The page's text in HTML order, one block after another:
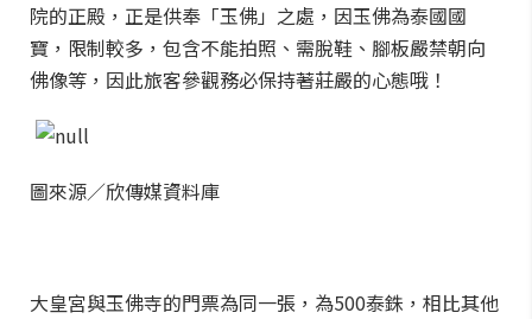
院的正殿，正是供奉「玉佛」之處，因玉佛為泰國國
寶，限制較多，包含不能拍照、需脫鞋、腳板嚴禁朝向
佛像等，因此旅客參觀務必保持著莊嚴的心態哦！
圖來源／欣傳媒資料庫
大皇宮與玉佛寺的門票為同一張，為500泰銖，相比其他